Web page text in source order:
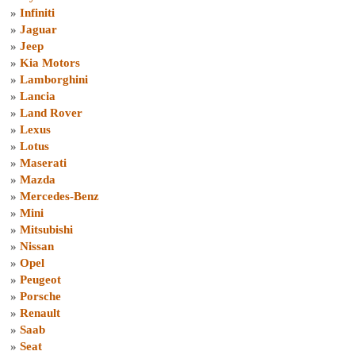
» Infiniti
» Jaguar
» Jeep
» Kia Motors
» Lamborghini
» Lancia
» Land Rover
» Lexus
» Lotus
» Maserati
» Mazda
» Mercedes-Benz
» Mini
» Mitsubishi
» Nissan
» Opel
» Peugeot
» Porsche
» Renault
» Saab
» Seat